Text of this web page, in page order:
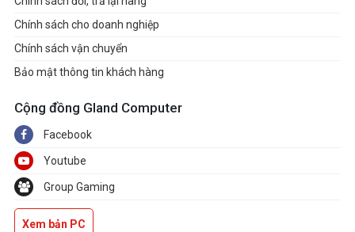
Chính sách cho doanh nghiệp
Chính sách vận chuyển
Bảo mật thông tin khách hàng
Cộng đồng Gland Computer
Facebook
Youtube
Group Gaming
Xem bản PC